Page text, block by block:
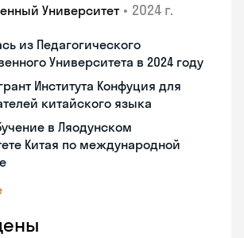
Университет • 2024 г.
из Педагогического
Университета в 2024 году
Института Конфуция для
китайского языка
в Ляодунском
Китая по международной